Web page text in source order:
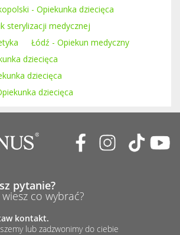
- Opiekunka dziecięca
sterylizacji medycznej
Łódź - Opiekun medyczny
dziecięca
dziecięca
dziecięca
pytanie?
co wybrać?
kontakt.
lub zadzwonimy do ciebie